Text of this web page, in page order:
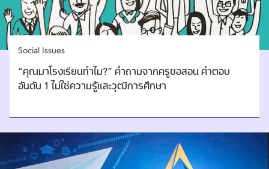
Social Issues
“คุณมาโรงเรียนทำไม?” คำถามจากครูขอสอน คำตอบ
อันดับ 1 ไม่ใช่ความรู้และวุฒิการศึกษา